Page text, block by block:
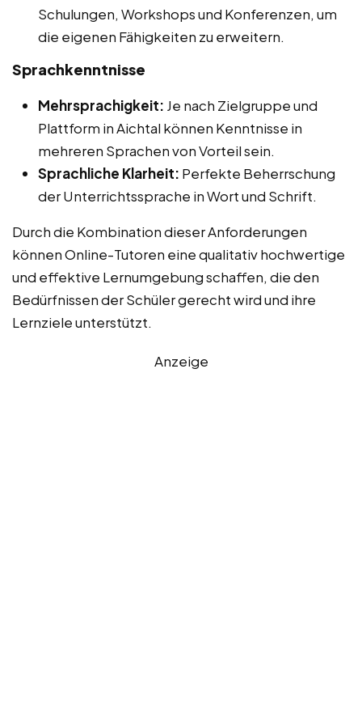
Schulungen, Workshops und Konferenzen, um
die eigenen Fähigkeiten zu erweitern.
Sprachkenntnisse
Mehrsprachigkeit: Je nach Zielgruppe und
Plattform in Aichtal können Kenntnisse in
mehreren Sprachen von Vorteil sein.
Sprachliche Klarheit: Perfekte Beherrschung
der Unterrichtssprache in Wort und Schrift.
Durch die Kombination dieser Anforderungen
können Online-Tutoren eine qualitativ hochwertige
und effektive Lernumgebung schaffen, die den
Bedürfnissen der Schüler gerecht wird und ihre
Lernziele unterstützt.
Anzeige